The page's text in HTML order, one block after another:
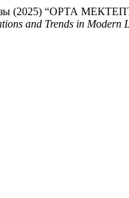
(2025)
and Trends in Modern